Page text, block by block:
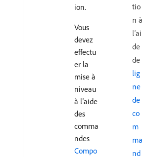
ion.
Vous
devez
effectu
er la
mise à
niveau
à l’aide
des
comma
ndes
Compo
tio
n à
l’ai
de
de
lig
ne
de
co
m
ma
nd